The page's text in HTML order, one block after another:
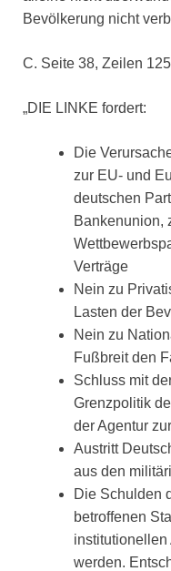
Bevölkerung nicht
C. Seite 38, Zeilen
„DIE LINKE fordert:
Die
zur EU- und
deutschen
Bankenunion,
Verträge
Nein zu
Lasten der
Nein zu
Fußbreit den
Schluss mit
Grenzpolitik
der Agentur
Austritt
aus den
Die Schulden
betroffenen
institutionellen
werden.